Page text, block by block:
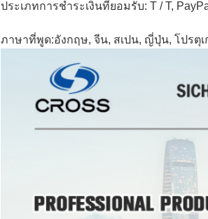
ประเภทการชำระเงินที่ยอมรับ: T / T,
ภาษาที่พูด:อังกฤษ, จีน, สเปน, ญี่ปุ่น, โปรตุเ